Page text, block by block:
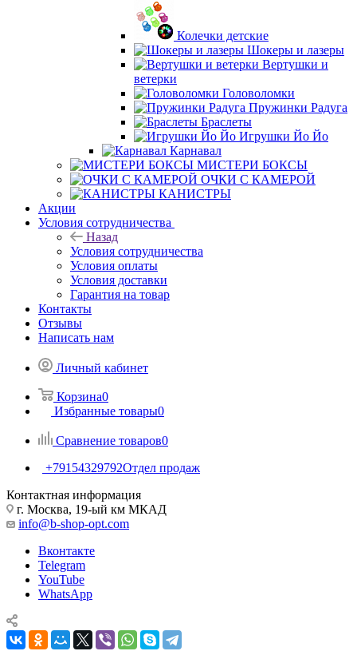
Колечки детские
Шокеры и лазеры
Вертушки и
ветерки
Головоломки
Пружинки Радуга
Браслеты
Игрушки Йо Йо
Карнавал
МИСТЕРИ БОКСЫ
ОЧКИ С КАМЕРОЙ
КАНИСТРЫ
Акции
Условия сотрудничества
Назад
Условия сотрудничества
Условия оплаты
Условия доставки
Гарантия на товар
Контакты
Отзывы
Написать нам
Личный кабинет
Корзина0
Избранные товары0
Сравнение товаров0
+79154329792Отдел продаж
Контактная информация
г. Москва, 19-ый км МКАД
info@b-shop-opt.com
Вконтакте
Telegram
YouTube
WhatsApp